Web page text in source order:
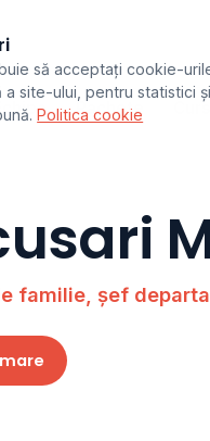
Pachete
familie, șef
să acceptați cookie-
site-ului, pentru statistici și
Politica cookie